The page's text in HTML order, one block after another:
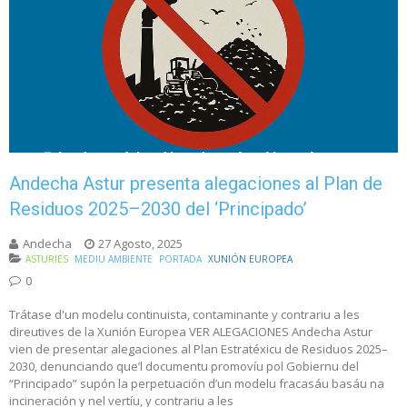
Andecha Astur presenta alegaciones al Plan de
Residuos 2025–2030 del ‘Principado’
Andecha 27 Agosto, 2025
ASTURIES MEDIU AMBIENTE PORTADA XUNIÓN EUROPEA
0
Trátase d'un modelu continuista, contaminante y contrariu a les
direutives de la Xunión Europea VER ALEGACIONES Andecha Astur
vien de presentar alegaciones al Plan Estratéxicu de Residuos 2025–
2030, denunciando que’l documentu promovíu pol Gobiernu del
“Principado” supón la perpetuación d’un modelu fracasáu basáu na
incineración y nel vertíu, y contrariu a les